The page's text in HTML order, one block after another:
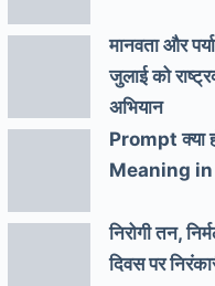
मानवता और
जुलाई को
अभियान
Prompt क्या
Meaning
निरोगी तन,
दिवस पर